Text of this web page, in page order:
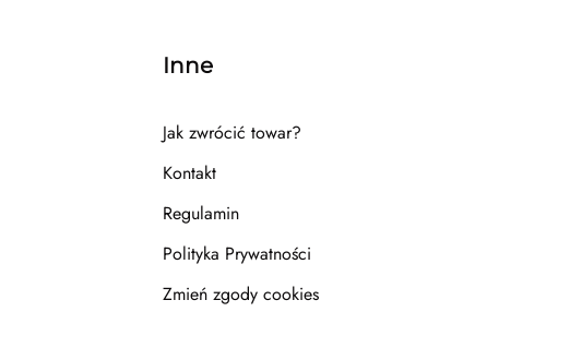
Inne
Jak zwrócić towar?
Kontakt
Regulamin
Polityka Prywatności
Zmień zgody cookies